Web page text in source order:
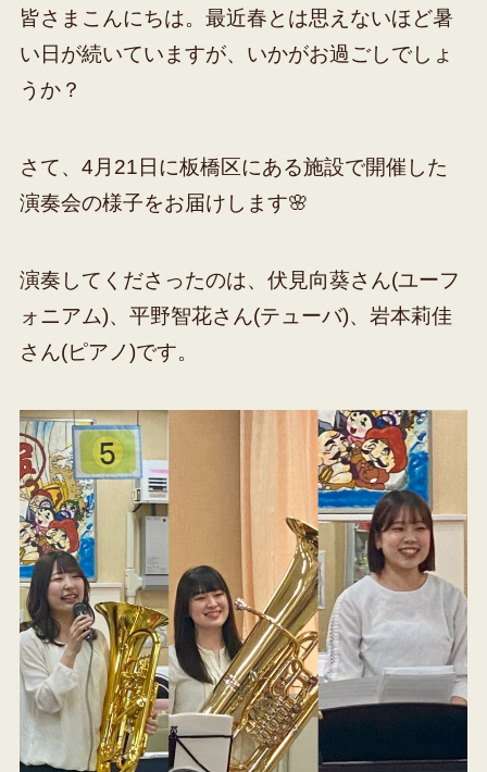
皆さまこんにちは。最近春とは思えないほど暑
い日が続いていますが、いかがお過ごしでしょ
うか？
さて、4月21日に板橋区にある施設で開催した
演奏会の様子をお届けします🌸
演奏してくださったのは、伏見向葵さん(ユーフ
ォニアム)、平野智花さん(テューバ)、岩本莉佳
さん(ピアノ)です。